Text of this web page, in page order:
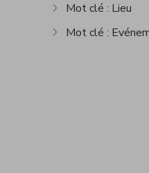
Afficher plus
Mot clé : Lieu
Afficher plus
Mot clé :